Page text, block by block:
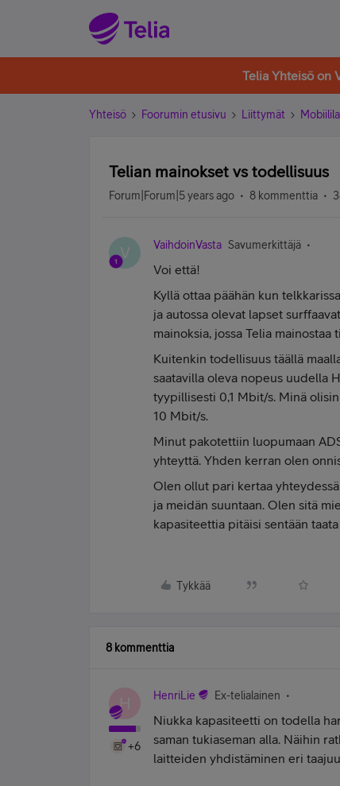
Telia Yhteisö on
Yhteisö Foorumin etusivu Liittymät
Telian mainokset vs todellisuus
Forum|Forum|5 years ago 8 kommenttia
V VaihdoinVasta Savumerkittäjä
Voi että!
Kyllä ottaa päähän kun
ja autossa olevat lapset
mainoksia, jossa Telia
Kuitenkin todellisuus täällä
saatavilla oleva nopeus uudella
tyypillisesti 0,1 Mbit/s. Minä
10 Mbit/s.
Minut pakotettiin luopumaan
yhteyttä. Yhden kerran olen
Olen ollut pari kertaa
ja meidän suuntaan. Olen sitä
kapasiteettia pitäisi sentään
Tykkää
8 kommenttia
H
+6
HenriLie Ex-telialainen
Niukka kapasiteetti on todella
saman tukiaseman alla. Näihin
laitteiden yhdistäminen eri